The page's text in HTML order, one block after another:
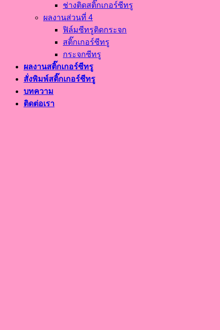
ช่างติดสติ๊กเกอร์ซีทรู
ผลงานส่วนที่ 4
ฟิล์มซีทรูติดกระจก
สติ๊กเกอร์ซีทรู
กระจกซีทรู
ผลงานสติ๊กเกอร์ซีทรู
สั่งพิมพ์สติ๊กเกอร์ซีทรู
บทความ
ติดต่อเรา